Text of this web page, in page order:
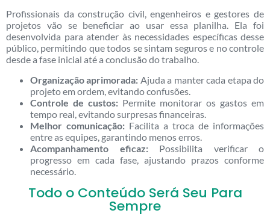
Profissionais da construção civil, engenheiros e gestores de
projetos vão se beneficiar ao usar essa planilha. Ela foi
desenvolvida para atender às necessidades específicas desse
público, permitindo que todos se sintam seguros e no controle
desde a fase inicial até a conclusão do trabalho.
Organização aprimorada: Ajuda a manter cada etapa do
projeto em ordem, evitando confusões.
Controle de custos: Permite monitorar os gastos em
tempo real, evitando surpresas financeiras.
Melhor comunicação: Facilita a troca de informações
entre as equipes, garantindo menos erros.
Acompanhamento eficaz:Possibilita verificar o
progresso em cada fase, ajustando prazos conforme
necessário.
Todo o Conteúdo Será Seu Para
Sempre